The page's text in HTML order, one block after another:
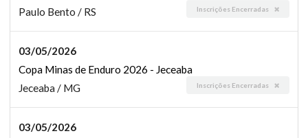
Inscrições Encerradas
Paulo Bento / RS
03/05/2026
Copa Minas de Enduro 2026 - Jeceaba
Inscrições Encerradas
Jeceaba / MG
03/05/2026